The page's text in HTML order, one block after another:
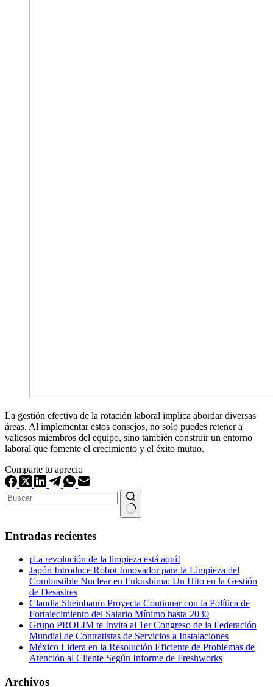
La gestión efectiva de la rotación laboral implica abordar diversas
áreas. Al implementar estos consejos, no solo puedes retener a
valiosos miembros del equipo, sino también construir un entorno
laboral que fomente el crecimiento y el éxito mutuo.
Comparte tu aprecio
resultados
Entradas recientes
¡La revolución de la limpieza está aquí!
Japón Introduce Robot Innovador para la Limpieza del
Combustible Nuclear en Fukushima: Un Hito en la Gestión
de Desastres
Claudia Sheinbaum Proyecta Continuar con la Política de
Fortalecimiento del Salario Mínimo hasta 2030
Grupo PROLIM te Invita al 1er Congreso de la Federación
Mundial de Contratistas de Servicios a Instalaciones
México Lidera en la Resolución Eficiente de Problemas de
Atención al Cliente Según Informe de Freshworks
Archivos